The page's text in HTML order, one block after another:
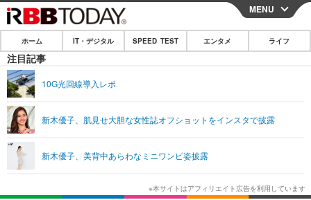
CLOSE
ホーム
IT・デジタル
ショッピング
SPEED TEST
エンタメ
エンタメTOP 映画・ドラマ
韓国・芸能
ライフ
ライフTOP グルメ
リリース一覧
MENU
ホーム IT・デジタル SPEED TEST エンタメ ライフ
注目記事
10G光回線導入レポ
新木優子、肌見せ大胆な女性誌オフショットをインスタで披露
新木優子、美背中あらわなミニワンピ姿披露